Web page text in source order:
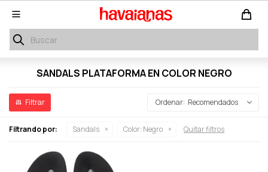

SANDALS PLATAFORMA EN COLOR NEGRO
Recomendados
Filtrando por: Sandals Color: Negro Quitar filtros